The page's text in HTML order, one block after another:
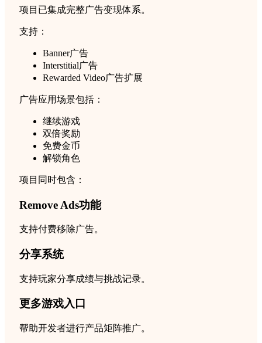
项目已集成完整广告变现体系。
支持：
Banner广告
Interstitial广告
Rewarded Video广告扩展
广告应用场景包括：
继续游戏
双倍奖励
免费金币
解锁角色
项目同时包含：
Remove Ads功能
支持付费移除广告。
分享系统
支持玩家分享成绩与挑战记录。
更多游戏入口
帮助开发者进行产品矩阵推广。